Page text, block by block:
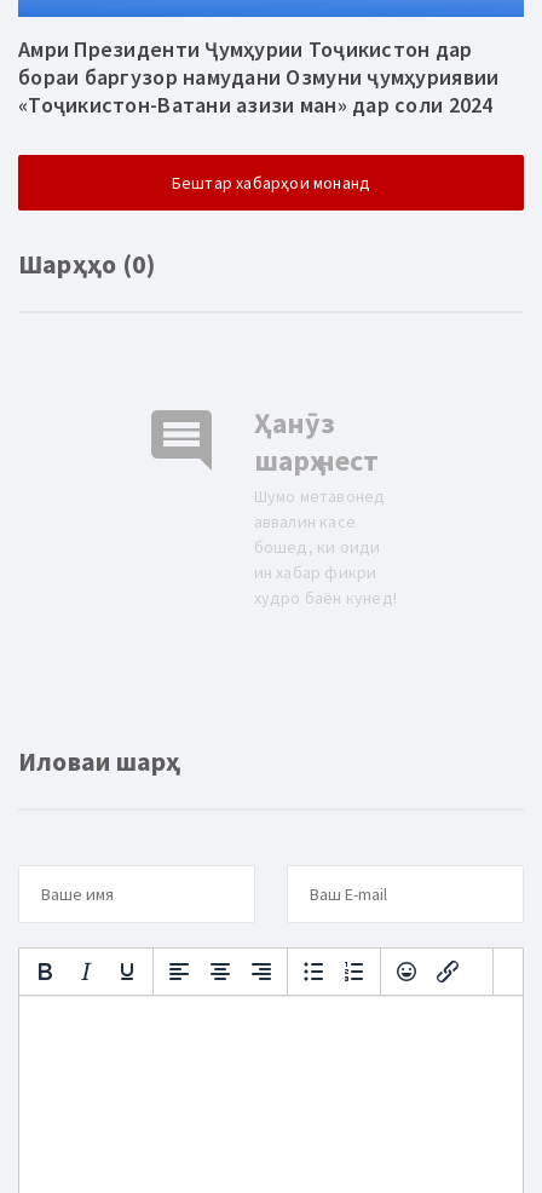
Амри Президенти Ҷумҳурии Тоҷикистон дар
бораи баргузор намудани Озмуни ҷумҳуриявии
«Тоҷикистон-Ватани азизи ман» дар соли 2024
Бештар хабарҳои монанд
Шарҳҳо (0)
comment
Ҳанӯз
шарҳ нест
Шумо метавонед
аввалин касе
бошед, ки оиди
ин хабар фикри
худро баён кунед!
Иловаи шарҳ